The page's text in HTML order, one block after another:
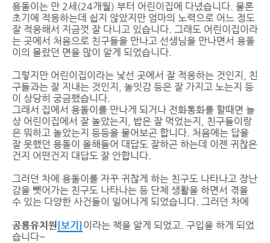
용돌이는 만 2세(24개월) 부터 어린이집에 다녔습니다. 물론
초기에 적응하는데 쉽지 않았지만 엄마의 노력으로 어느 정도
잘 적응해서 지금껏 잘 다니고 있습니다. 그래도 어린이집이라
는 곳에서 처음으로 친구들을 만나고 선생님을 만나면서 용돌
이의 몰랐던 면을 많이 알게 되었습니다.
그렇지만 어린이집이라는 낯선 곳에서 잘 적응하는 것인지, 친
구들과는 잘 지내는 것인지, 놀잇감 등은 잘 가지고 노는지 등
이 상당히 궁금했습니다.
그래서 집에서 용돌이를 만나게 되거나 전화통화를 할때면 늘
상 어린이집에서 잘 놀았는지, 밥은 잘 먹었는지, 친구들이랑
은 뭐하고 놀았는지 등등을 물어보곤 합니다. 처음에는 답을
잘 못했던 용돌이 올해들어 대답도 잘하곤 하는데 이젠 귀찮은
건지 어떤건지 대답도 잘 안합니다.
그러던 차에 용돌이를 자꾸 귀찮게 하는 친구도 나타나고 장난
감을 뺏어가는 친구도 나타나는 등 단체 생활을 하면서 겪을
수 있는 다양한 사건들이 일어나게 되었습니다. 그러던 차에
공룡유치원[보기] 이라는 책을 알게 되었고. 구입을 하게 되었
습니다~